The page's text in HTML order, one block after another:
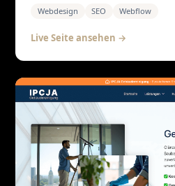
Webdesign SEO Webflow
Live Seite ansehen →